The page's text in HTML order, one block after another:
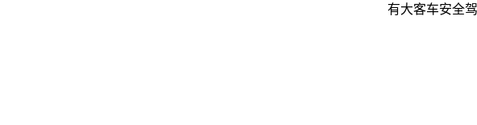
有大客车安全